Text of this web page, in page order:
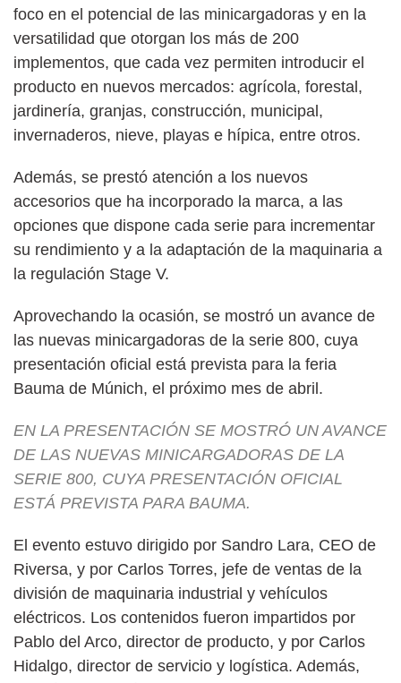
foco en el potencial de las minicargadoras y en la
versatilidad que otorgan los más de 200
implementos, que cada vez permiten introducir el
producto en nuevos mercados: agrícola, forestal,
jardinería, granjas, construcción, municipal,
invernaderos, nieve, playas e hípica, entre otros.
Además, se prestó atención a los nuevos
accesorios que ha incorporado la marca, a las
opciones que dispone cada serie para incrementar
su rendimiento y a la adaptación de la maquinaria a
la regulación Stage V.
Aprovechando la ocasión, se mostró un avance de
las nuevas minicargadoras de la serie 800, cuya
presentación oficial está prevista para la feria
Bauma de Múnich, el próximo mes de abril.
EN LA PRESENTACIÓN SE MOSTRÓ UN AVANCE
DE LAS NUEVAS MINICARGADORAS DE LA
SERIE 800, CUYA PRESENTACIÓN OFICIAL
ESTÁ PREVISTA PARA BAUMA.
El evento estuvo dirigido por Sandro Lara, CEO de
Riversa, y por Carlos Torres, jefe de ventas de la
división de maquinaria industrial y vehículos
eléctricos. Los contenidos fueron impartidos por
Pablo del Arco, director de producto, y por Carlos
Hidalgo, director de servicio y logística. Además,